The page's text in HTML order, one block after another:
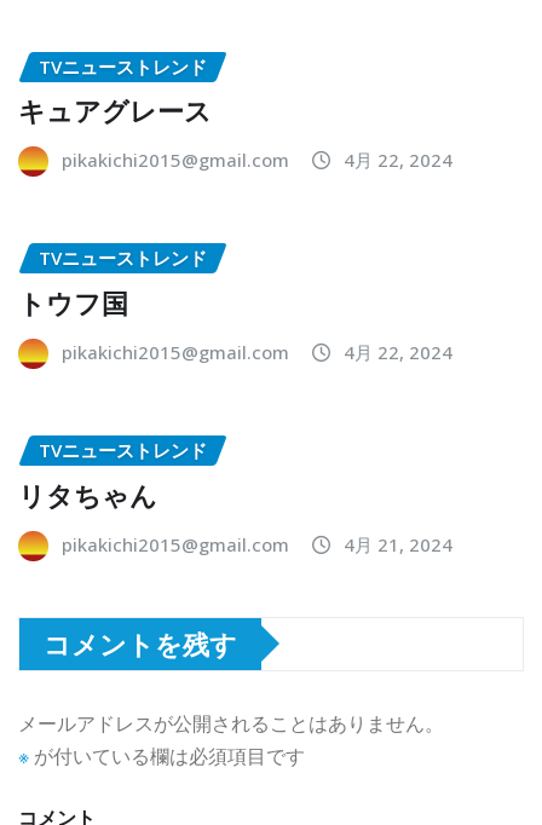
TVニューストレンド
キュアグレース
pikakichi2015@gmail.com 4月 22, 2024
TVニューストレンド
トウフ国
pikakichi2015@gmail.com 4月 22, 2024
TVニューストレンド
リタちゃん
pikakichi2015@gmail.com 4月 21, 2024
コメントを残す
メールアドレスが公開されることはありません。
※ が付いている欄は必須項目です
コメント